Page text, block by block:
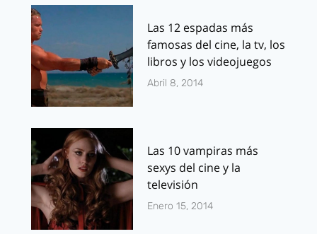
Las 12 espadas más
famosas del cine, la tv, los
libros y los videojuegos
Abril 8, 2014
Las 10 vampiras más
sexys del cine y la
televisión
Enero 15, 2014